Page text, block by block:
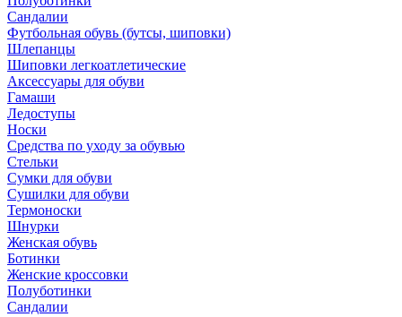
Сандалии
Футбольная обувь (бутсы, шиповки)
Шлепанцы
Шиповки легкоатлетические
Аксессуары для обуви
Гамаши
Ледоступы
Носки
Средства по уходу за обувью
Стельки
Сумки для обуви
Сушилки для обуви
Термоноски
Шнурки
Женская обувь
Ботинки
Женские кроссовки
Полуботинки
Сандалии